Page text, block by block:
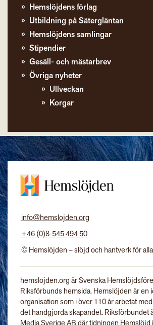
Hemslöjdens förlag
Utbildning på Sätergläntan
Hemslöjdens samlingar
Stipendier
Gesäll- och mästarbrev
Övriga nyheter
Ullveckan
Korgar
info@hemslojden.org
+46 (0)8-545 494 50
© Hemslöjden – slöjd och hantverk för
hemslojden.org är Svenska
Riksförbunds hemsida. Hemslöjden är en
organisation som i över 110 år arbetat
det handgjorda skapandet. Riksförbundet